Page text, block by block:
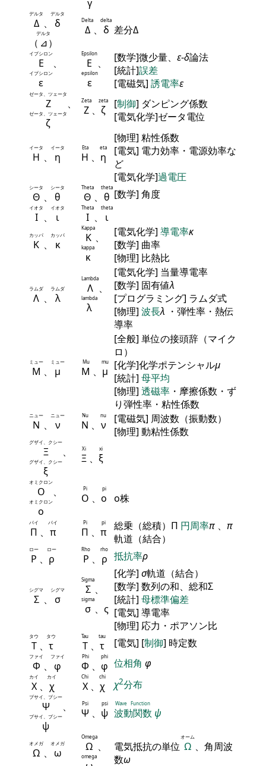
γ
Δ
デルタ
、 δ
デルタ
（ ⊿
デルタ
）
Δ
Delta
、 δ
delta
差分Δ
Ε
イプシロン
、
ε
イプシロン
Ε
Epsilon
、
ε
epsilon
[数学]微少量、 ε-δ論法
[統計]誤差
[電磁気] 誘電率ε
Ζ
ゼータ、ツェータ
、
ζ
ゼータ、ツェータ Ζ
Zeta
、 ζ
zeta [制御] ダンピング係数
[電気化学]ゼータ電位
Η
イータ
、 η
イータ
Η
Eta
、 η
eta
[物理] 粘性係数
[電気] 電力効率・電源効率な
ど
[電気化学]過電圧
Θ
シータ
、 θ
シータ
Θ
Theta
、 θ
theta
[数学] 角度
Ι
イオタ
、 ι
イオタ
Ι
Theta
、 ι
theta
Κ
カッパ
、 κ
カッパ Κ
Kappa
、
κ
kappa
[電気化学] 導電率κ
[数学] 曲率
[物理] 比熱比
Λ
ラムダ
、 λ
ラムダ Λ
Lambda
、
λ
lambda
[電気化学] 当量導電率
[数学] 固有値λ
[プログラミング] ラムダ式
[物理] 波長λ ・弾性率・熱伝
導率
Μ
ミュー
、 μ
ミュー
Μ
Mu
、 μ
mu
[全般] 単位の接頭辞（マイク
ロ）
[化学]化学ポテンシャルμ
[統計] 母平均
[物理] 透磁率 ・摩擦係数・ず
り弾性率・粘性係数
Ν
ニュー
、 ν
ニュー
Ν
Nu
、 ν
nu
[電磁気] 周波数（振動数）
[物理] 動粘性係数
Ξ
グザイ、クシー
、
ξ
グザイ、クシー Ξ
Xi
、 ξ
xi
Ο
オミクロン
、
ο
オミクロン Ο
Pi
、 ο
pi
ο株
Π
パイ
、 π
パイ
Π
Pi
、 π
pi 総乗（総積）Π 円周率π 、 π
軌道（結合）
Ρ
ロー
、 ρ
ロー
Ρ
Rho
、 ρ
rho
抵抗率ρ
Σ
シグマ
、 σ
シグマ Σ
Sigma
、
σ
sigma
、ς
[化学] σ軌道（結合）
[数学] 数列の和、総和Σ
[統計] 母標準偏差
[電気] 導電率
[物理] 応力・ポアソン比
Τ
タウ
、 τ
タウ
Τ
Tau
、 τ
tau
[電気] [制御] 時定数
Φ
ファイ
、 φ
ファイ
Φ
Phi
、 φ
phi
位相角 φ
Χ
カイ
、 χ
カイ
Χ
Chi
、 χ
chi
χ2分布
Ψ
プサイ、プシー
、
ψ
プサイ、プシー Ψ
Psi
、 ψ
psi
波動関数
Wave Function
ψ
Ω
オメガ
、 ω
オメガ Ω
Omega
、
omega
電気抵抗の単位 Ω
オーム
、角周波
数ω